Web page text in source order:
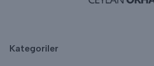
Kategoriler